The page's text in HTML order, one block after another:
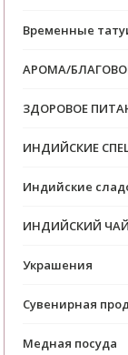
Временные
АРОМА/
ЗДОРОВОЕ
ИНДИЙСКИЕ
Индийские
ИНДИЙСКИЙ
Украшения
Сувенирная
Медная посуда